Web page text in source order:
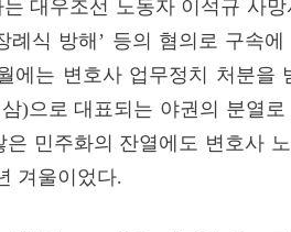
대우조선 노동자 이석규 사
례식 방해’ 등의 혐의로 구속
에는 변호사 업무정치 처분을
)으로 대표되는 야권의 분열
민주화의 잔열에도 변호사
겨울이었다.